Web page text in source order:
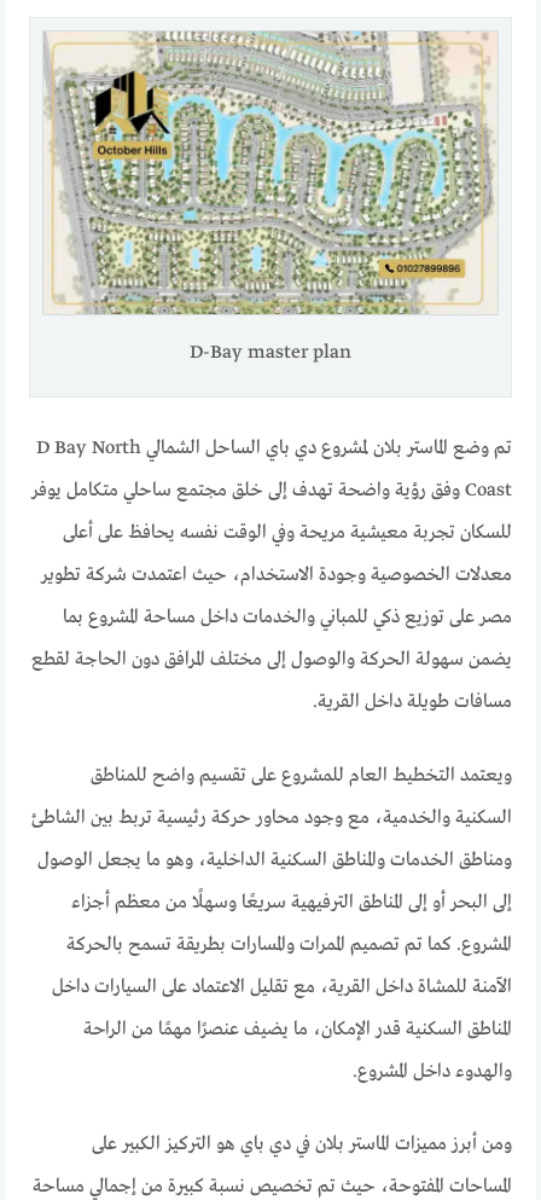
D-Bay master plan
تم وضع الماستر بلان لمشروع دي باي الساحل الشمالي D Bay North
Coast وفق رؤية واضحة تهدف إلى خلق مجتمع ساحلي متكامل يوفر
للسكان تجربة معيشية مريحة وفي الوقت نفسه يحافظ على أعلى
معدلات الخصوصية وجودة الاستخدام، حيث اعتمدت شركة تطوير
مصر على توزيع ذكي للمباني والخدمات داخل مساحة المشروع بما
يضمن سهولة الحركة والوصول إلى مختلف المرافق دون الحاجة لقطع
مسافات طويلة داخل القرية.
ويعتمد التخطيط العام للمشروع على تقسيم واضح للمناطق
السكنية والخدمية، مع وجود محاور حركة رئيسية تربط بين الشاطئ
ومناطق الخدمات والمناطق السكنية الداخلية، وهو ما يجعل الوصول
إلى البحر أو إلى المناطق الترفيهية سريعًا وسهلًا من معظم أجزاء
المشروع. كما تم تصميم الممرات والمسارات بطريقة تسمح بالحركة
الآمنة للمشاة داخل القرية، مع تقليل الاعتماد على السيارات داخل
المناطق السكنية قدر الإمكان، ما يضيف عنصرًا مهمًا من الراحة
والهدوء داخل المشروع.
ومن أبرز مميزات الماستر بلان في دي باي هو التركيز الكبير على
المساحات المفتوحة، حيث تم تخصيص نسبة كبيرة من إجمالي مساحة